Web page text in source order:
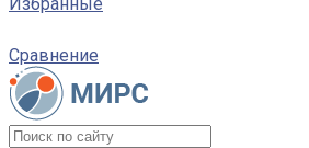
Сравнение